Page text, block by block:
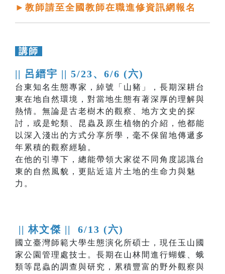
►教師請至全國教師在職進修資訊網報名
講師
|| 呂縉宇 || 5/23、6/6 (六)
台東知名生態專家，綽號「山豬」，長期深耕台
東在地自然環境，對當地生態有著深厚的理解與
熱情。無論是古老樹木的觀察、地方文史的探
討，或是蛇類、昆蟲及原生植物的介紹，他都能
以深入淺出的方式分享所學，毫不保留地傳遞多
年累積的觀察經驗。
在他的引導下，總能帶領大家從不同角度認識台
東的自然風貌，更貼近這片土地的生命力與魅
力。
|| 林文傑 || 6/13 (六)
國立臺灣師範大學生態演化所碩士，現任玉山國
家公園管理處技士。長期在山林間進行蝴蝶、蛾
類等昆蟲的調查與研究，累積豐富的野外觀察與